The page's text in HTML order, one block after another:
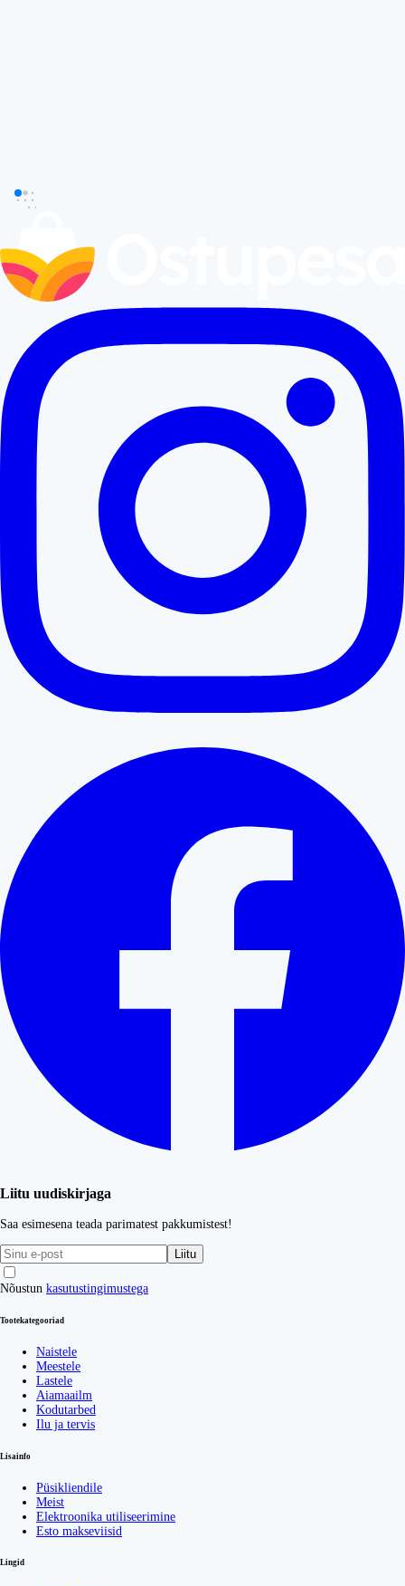
Liitu uudiskirjaga
Saa esimesena teada parimatest pakkumistest!
Liitu
Nõustun kasutustingimustega
Tootekategooriad
Naistele
Meestele
Lastele
Aiamaailm
Kodutarbed
Ilu ja tervis
Lisainfo
Püsikliendile
Meist
Elektroonika utiliseerimine
Esto makseviisid
Lingid